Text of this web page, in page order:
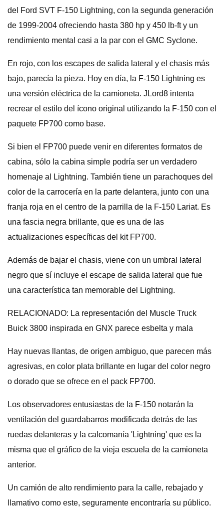
del Ford SVT F-150 Lightning, con la segunda generación
de 1999-2004 ofreciendo hasta 380 hp y 450 lb-ft y un
rendimiento mental casi a la par con el GMC Syclone.
En rojo, con los escapes de salida lateral y el chasis más
bajo, parecía la pieza. Hoy en día, la F-150 Lightning es
una versión eléctrica de la camioneta. JLord8 intenta
recrear el estilo del ícono original utilizando la F-150 con el
paquete FP700 como base.
Si bien el FP700 puede venir en diferentes formatos de
cabina, sólo la cabina simple podría ser un verdadero
homenaje al Lightning. También tiene un parachoques del
color de la carrocería en la parte delantera, junto con una
franja roja en el centro de la parrilla de la F-150 Lariat. Es
una fascia negra brillante, que es una de las
actualizaciones específicas del kit FP700.
Además de bajar el chasis, viene con un umbral lateral
negro que sí incluye el escape de salida lateral que fue
una característica tan memorable del Lightning.
RELACIONADO: La representación del Muscle Truck
Buick 3800 inspirada en GNX parece esbelta y mala
Hay nuevas llantas, de origen ambiguo, que parecen más
agresivas, en color plata brillante en lugar del color negro
o dorado que se ofrece en el pack FP700.
Los observadores entusiastas de la F-150 notarán la
ventilación del guardabarros modificada detrás de las
ruedas delanteras y la calcomanía 'Lightning' que es la
misma que el gráfico de la vieja escuela de la camioneta
anterior.
Un camión de alto rendimiento para la calle, rebajado y
llamativo como este, seguramente encontraría su público.